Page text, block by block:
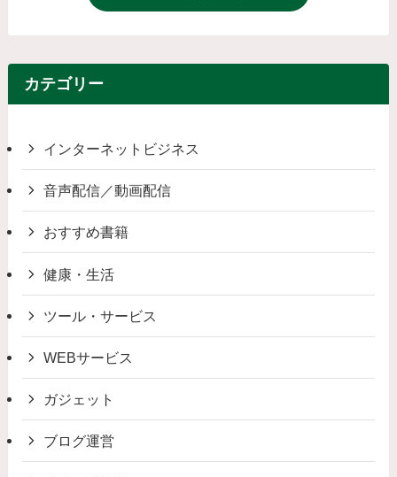
カテゴリー
インターネットビジネス
音声配信／動画配信
おすすめ書籍
健康・生活
ツール・サービス
WEBサービス
ガジェット
ブログ運営